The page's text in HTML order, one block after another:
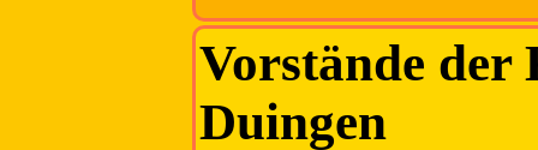
Vorstände der
Duingen